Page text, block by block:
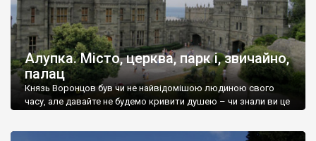
Алупка. Місто, церква, парк і, звичайно,
палац
Князь Воронцов був чи не найвідомішою людиною свого
часу, але давайте не будемо кривити душею – чи знали ви це